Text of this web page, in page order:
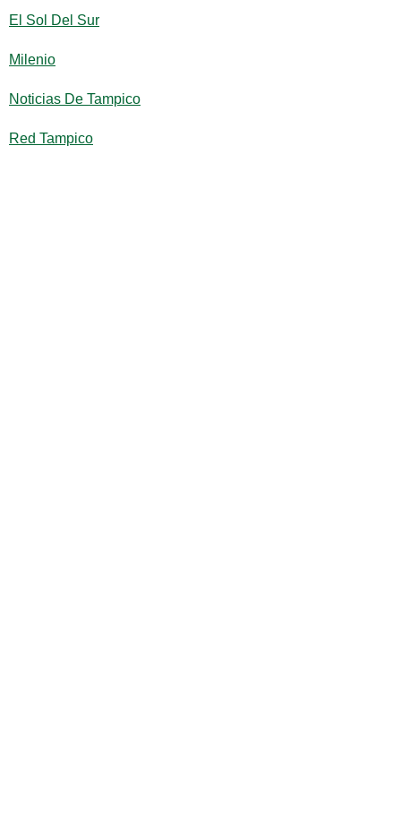
El Sol Del Sur
Milenio
Noticias De Tampico
Red Tampico